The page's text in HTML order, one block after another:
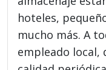
hoteles,
mucho más. A
empleado local,